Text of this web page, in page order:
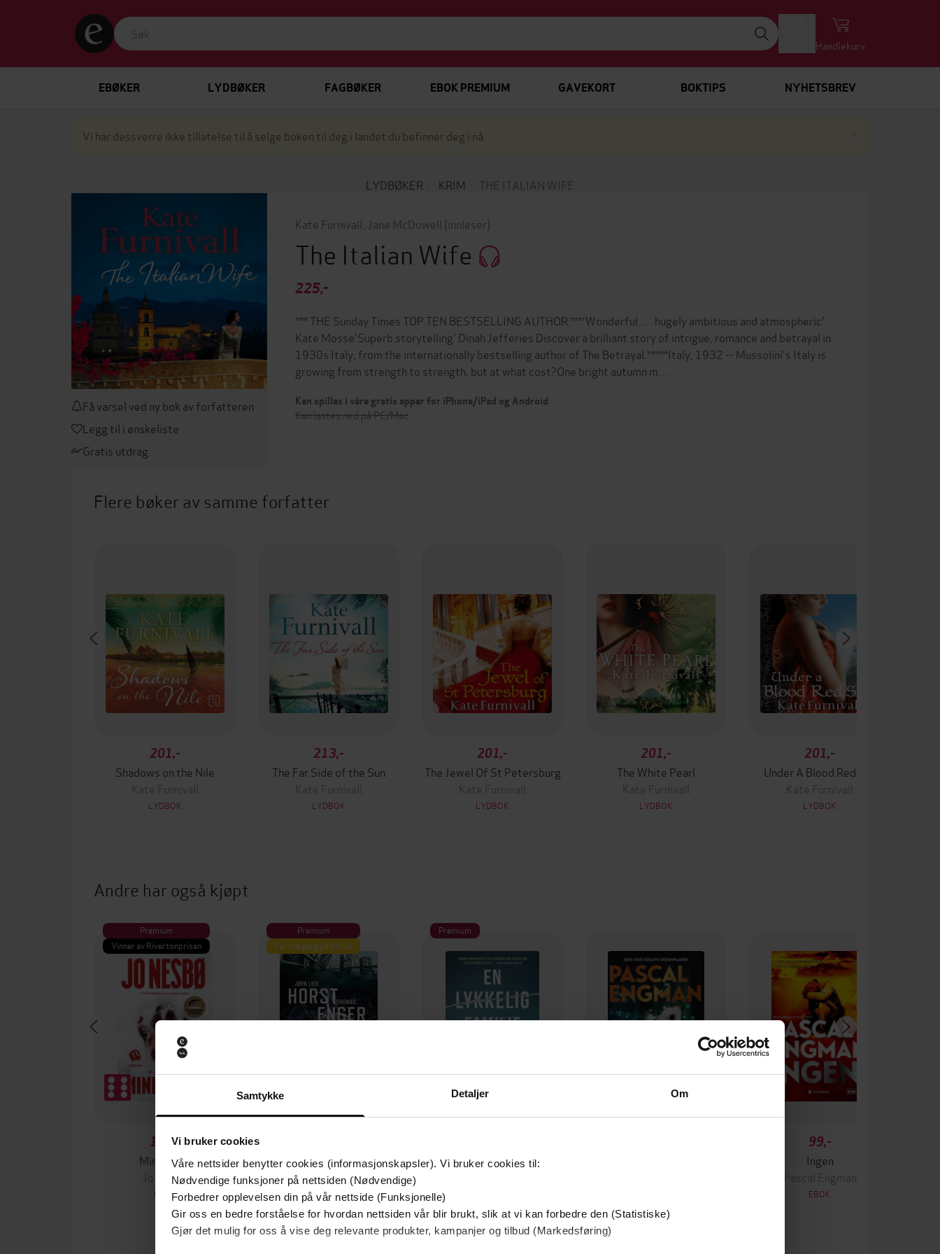
Samtykke Detaljer Om
Vi bruker cookies
Våre nettsider benytter cookies (informasjonskapsler). Vi bruker cookies til:
Nødvendige funksjoner på nettsiden (Nødvendige)
Forbedrer opplevelsen din på vår nettside (Funksjonelle)
Gir oss en bedre forståelse for hvordan nettsiden vår blir brukt, slik at vi kan forbedre den (Statistiske)
Gjør det mulig for oss å vise deg relevante produkter, kampanjer og tilbud (Markedsføring)
Handlekurv
EBØKER LYDBØKER FAGBØKER EBOK PREMIUM GAVEKORT BOKTIPS NYHETSBREV
Vi har dessverre ikke tillatelse til å selge boken til deg i landet du befinner deg i nå.
LYDBØKER KRIM THE ITALIAN WIFE
Få varsel ved ny bok av forfatteren
Legg til i ønskeliste
Gratis utdrag
Kate Furnivall Jane McDowell (innleser)
The Italian Wife
225,-
*** THE Sunday Times TOP TEN BESTSELLING AUTHOR ***'Wonderful . . . hugely ambitious and atmospheric'
Kate Mosse'Superb storytelling' Dinah Jefferies Discover a brilliant story of intrigue, romance and betrayal in
1930s Italy, from the internationally bestselling author of The Betrayal.*****Italy, 1932 -- Mussolini's Italy is
growing from strength to strength, but at what cost?One bright autumn m…
Kan spilles i våre gratis apper for iPhone/iPad og Android
Kan lastes ned på PC/Mac
Flere bøker av samme forfatter
201,-
Shadows on the Nile
Kate Furnivall
LYDBOK
213,-
The Far Side of the Sun
Kate Furnivall
LYDBOK
201,-
The Jewel Of St Petersburg
Kate Furnivall
LYDBOK
201,-
The White Pearl
Kate Furnivall
LYDBOK
201,-
Under A Blood Red Sky
Kate Furnivall
LYDBOK
Andre har også kjøpt
Premium
Vinner av Rivertonprisen
129,-
Minnesota
Jo Nesbø
EBOK
Premium
Første gang på tilbud
Utskudd
Jørn Lier Horst
EBOK
Premium
En lykkelig familie
99,-
Ingen
Pascal Engman
EBOK